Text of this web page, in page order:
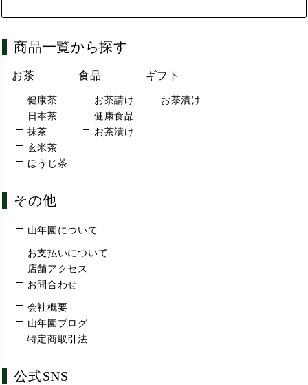
商品一覧から探す
お茶
健康茶
日本茶
抹茶
玄米茶
ほうじ茶
食品
お茶請け
健康食品
お茶漬け
ギフト
お茶漬け
その他
山年園について
お支払いについて
店舗アクセス
お問合わせ
会社概要
山年園ブログ
特定商取引法
公式SNS